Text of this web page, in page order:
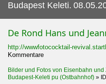
Budapest Keleti.
De Rond Hans und
http://wwwfotococktail-
Kommentare
Bilder und Fotos von Eisenbahn und
Budapest-Keleti pu (Ostbahnhof) »